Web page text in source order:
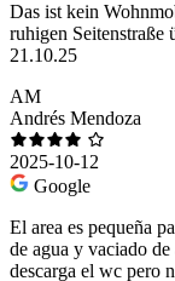
Das ist kein
ruhigen Seitenstraße
21.10.25
AM
Andrés Mendoza
2025-10-12
Google
El area es pequeña
de agua y vaciado
descarga el wc pero